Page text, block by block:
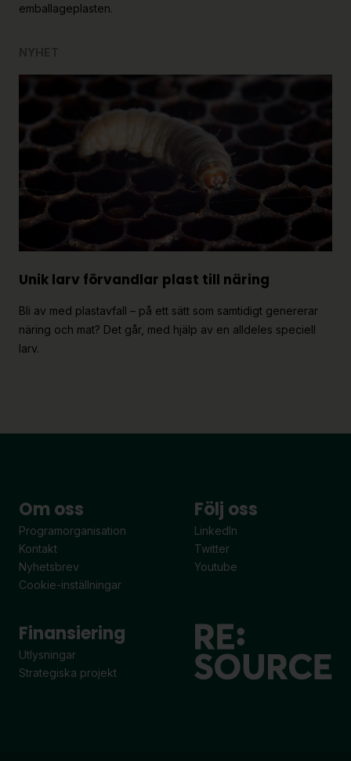
emballageplasten.
Unik larv förvandlar plast till näring
Bli av med plastavfall – på ett sätt som samtidigt genererar
näring och mat? Det går, med hjälp av en alldeles speciell
larv.
Om oss
Programorganisation
Kontakt
Nyhetsbrev
Cookie-inställningar
Följ oss
LinkedIn
Twitter
Youtube
Finansiering
Utlysningar
Strategiska projekt